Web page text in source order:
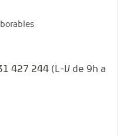
427 244 (L-V de 9h a